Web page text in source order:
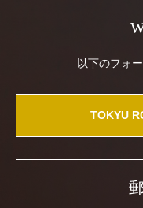
以下のフォ
TOKYU